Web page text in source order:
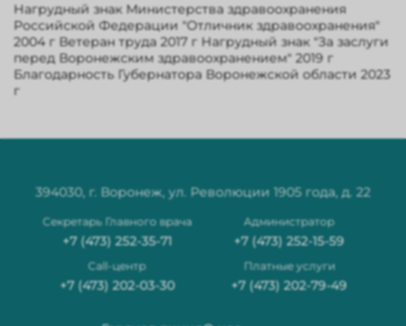
Нагрудный знак Министерства здравоохранения
Российской Федерации "Отличник здравоохранения"
2004 г Ветеран труда 2017 г Нагрудный знак "За заслуги
перед Воронежским здравоохранением" 2019 г
Благодарность Губернатора Воронежской области 2023
г
394030, г. Воронеж, ул. Революции 1905 года, д. 22
Секретарь Главного врача
+7 (473) 252-35-71
Администратор
+7 (473) 252-15-59
Сall-центр
+7 (473) 202-03-30
Платные услуги
+7 (473) 202-79-49